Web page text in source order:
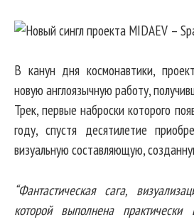
В канун дня космонавтики,
новую англоязычную работу,
Трек, первые наброски которого
году, спустя десятилетие
визуальную составляющую,
“Фантастическая сага,
которой выполнена